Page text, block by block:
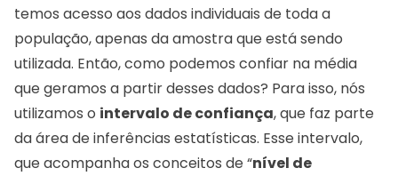
temos acesso aos dados individuais de toda a
população, apenas da amostra que está sendo
utilizada. Então, como podemos confiar na média
que geramos a partir desses dados? Para isso, nós
utilizamos o intervalo de confiança, que faz parte
da área de inferências estatísticas. Esse intervalo,
que acompanha os conceitos de “nível de